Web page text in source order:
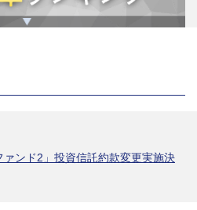
ァンド2」投資信託約款変更実施決